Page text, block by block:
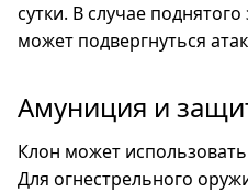
сутки. В случае
может подвергнуться
Амуниция и
Клон может
Для огнестрельного